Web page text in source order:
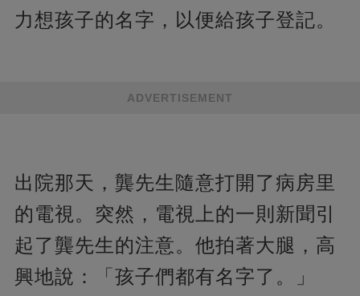
力想孩子的名字，以便給孩子登記。
ADVERTISEMENT
出院那天，龔先生隨意打開了病房里
的電視。突然，電視上的一則新聞引
起了龔先生的注意。他拍著大腿，高
興地說：「孩子們都有名字了。」